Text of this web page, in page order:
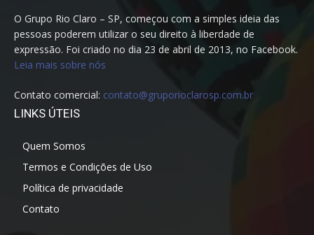
O Grupo Rio Claro – SP, começou com a simples ideia das
pessoas poderem utilizar o seu direito à liberdade de
expressão. Foi criado no dia 23 de abril de 2013, no Facebook.
Leia mais sobre nós
Contato comercial: contato@gruporioclarosp.com.br
LINKS ÚTEIS
Quem Somos
Termos e Condições de Uso
Política de privacidade
Contato